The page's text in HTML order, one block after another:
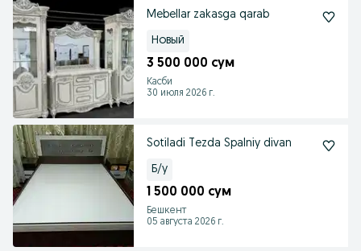
Mebellar zakasga qarab
Новый
3 500 000 сум
Касби
30 июля 2026 г.
Sotiladi Tezda Spalniy divan
Б/у
1 500 000 сум
Бешкент
05 августа 2026 г.